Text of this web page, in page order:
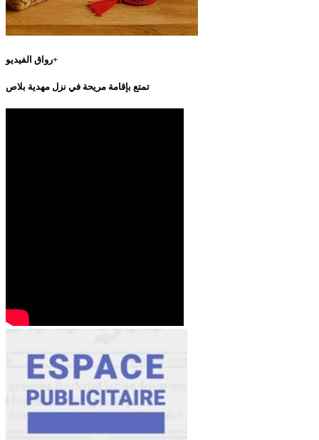
رواق الفيديو+
تمتع بإقامة مريحة في نزل مهدية بلاص